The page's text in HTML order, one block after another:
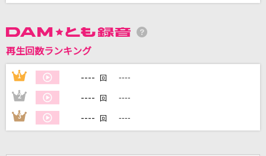
天狼群
ナギイチ
NMB48
もっと見る
再生回数ランキング
1 ---- 回 ----
2 ---- 回 ----
3 ---- 回 ----